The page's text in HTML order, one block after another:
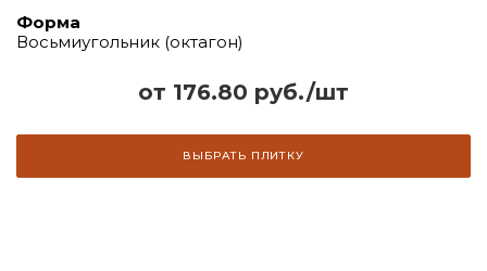
от 176.80 руб./шт
ВЫБРАТЬ ПЛИТКУ
Форма
Восьмиугольник (октагон)